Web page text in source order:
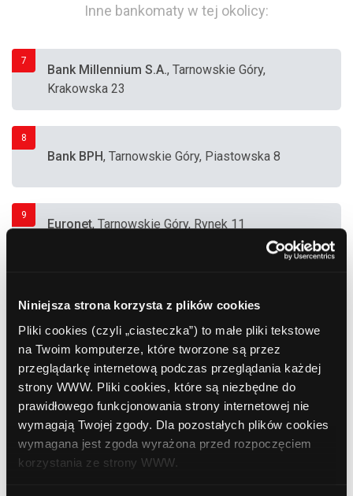
Niniejsza strona korzysta z plików cookies
Pliki cookies (czyli „ciasteczka”) to małe pliki tekstowe
na Twoim komputerze, które tworzone są przez
przeglądarkę internetową podczas przeglądania każdej
strony WWW. Pliki cookies, które są niezbędne do
prawidłowego funkcjonowania strony internetowej nie
wymagają Twojej zgody. Dla pozostałych plików cookies
wymagana jest zgoda wyrażona przed rozpoczęciem
korzystania ze strony WWW.
Inne bankomaty w tej okolicy:
7
Bank Millennium S.A., Tarnowskie Góry,
Krakowska 23
8
Bank BPH, Tarnowskie Góry, Piastowska 8
9
Euronet, Tarnowskie Góry, Rynek 11
Bank Polska Kasa Opieki (PEKAO SA)
11
Bank Polskiej Spółdzielczości
, Tarnowskie
Góry, Bytomska 6
12
Bank BPH
, Tarnowskie Góry, Nakielska 1 (Hala